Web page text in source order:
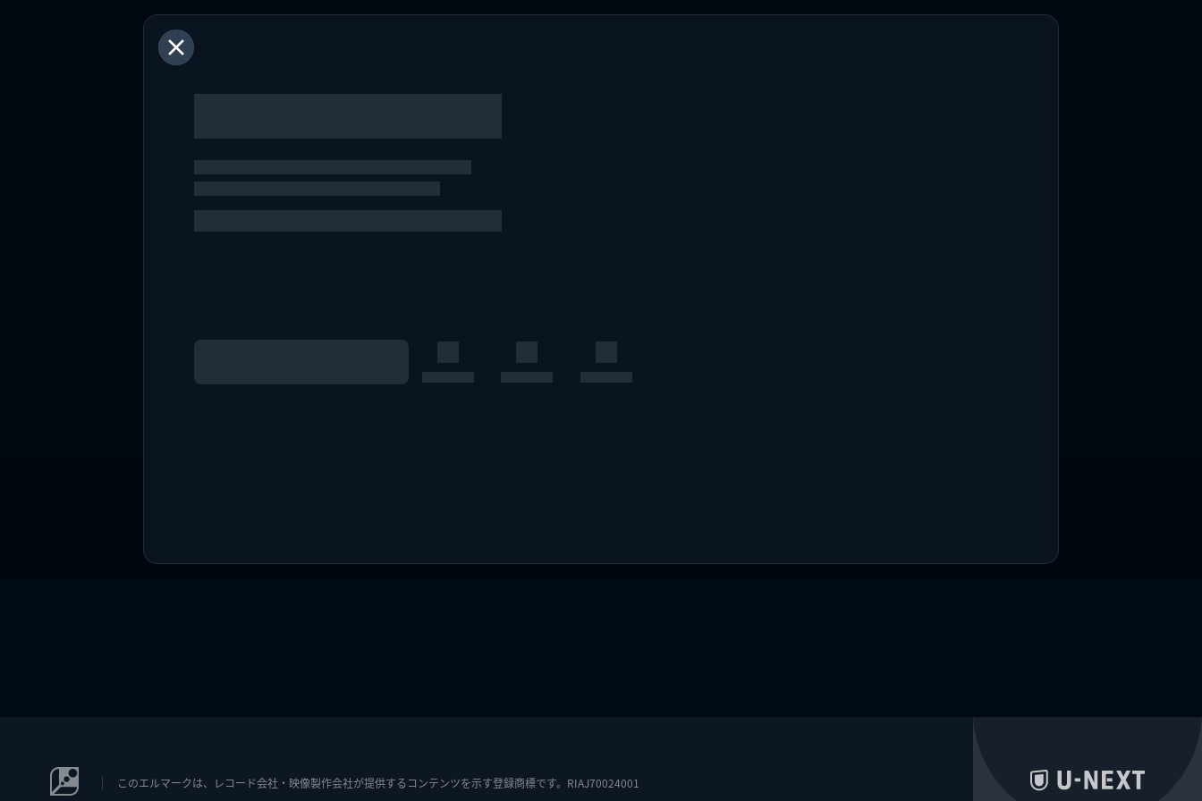
このエルマークは、レコード会社・映像製作会社が提供するコンテンツを示す登録商標です。RIAJ70024001